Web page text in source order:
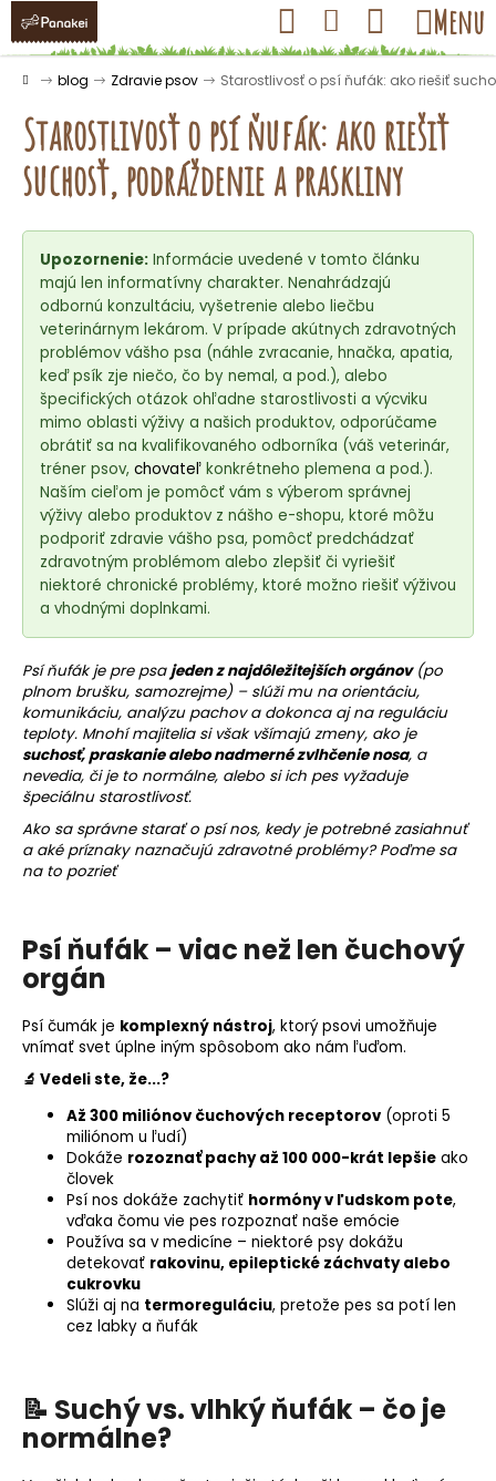
Prejsť
obsah
Hľadať Prihlásenie
Nákupný
košík
Menu
Domov
blog Zdravie psov Starostlivosť o psí ňufák: ako riešiť
Starostlivosť o psí ňufák: ako riešiť
suchosť, podráždenie a praskliny
Upozornenie: Informácie uvedené v tomto článku
majú len informatívny charakter. Nenahrádzajú
odbornú konzultáciu, vyšetrenie alebo liečbu
veterinárnym lekárom. V prípade akútnych zdravotných
problémov vášho psa (náhle zvracanie, hnačka, apatia,
keď psík zje niečo, čo by nemal, a pod.), alebo
špecifických otázok ohľadne starostlivosti a výcviku
mimo oblasti výživy a našich produktov, odporúčame
obrátiť sa na kvalifikovaného odborníka (váš veterinár,
tréner psov, chovateľ konkrétneho plemena a pod.).
Naším cieľom je pomôcť vám s výberom správnej
výživy alebo produktov z nášho e-shopu, ktoré môžu
podporiť zdravie vášho psa, pomôcť predchádzať
zdravotným problémom alebo zlepšiť či vyriešiť
niektoré chronické problémy, ktoré možno riešiť výživou
a vhodnými doplnkami.
Psí ňufák je pre psajeden z najdôležitejších orgánov(po
plnom brušku, samozrejme) – slúži mu na orientáciu,
komunikáciu, analýzu pachov a dokonca aj na reguláciu
teploty. Mnohí majitelia si však všímajú zmeny, ako je
suchosť, praskanie alebo nadmerné zvlhčenie nosa, a
nevedia, či je to normálne, alebo si ich pes vyžaduje
špeciálnu starostlivosť.
Ako sa správne starať o psí nos, kedy je potrebné zasiahnuť
a aké príznaky naznačujú zdravotné problémy? Poďme sa
na to pozrieť
Psí ňufák – viac než len čuchový
orgán
Psí čumák je komplexný nástroj, ktorý psovi umožňuje
vnímať svet úplne iným spôsobom ako nám ľuďom.
🔬 Vedeli ste, že...?
Až 300 miliónov čuchových receptorov (oproti 5
miliónom u ľudí)
Dokáže rozoznať pachy až 100 000-krát lepšie ako
človek
Psí nos dokáže zachytiť hormóny v ľudskom pote,
vďaka čomu vie pes rozpoznať naše emócie
Používa sa v medicíne – niektoré psy dokážu
detekovať rakovinu, epileptické záchvaty alebo
cukrovku
Slúži aj na termoreguláciu, pretože pes sa potí len
cez labky a ňufák
📝 Suchý vs. vlhký ňufák – čo je
normálne?
K
o Späť
Späť
o
á
j
s
ť
?
HĽADAŤ
O
d
p
o
r
č